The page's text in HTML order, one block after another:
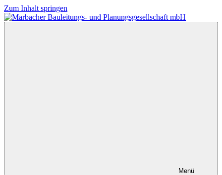
Zum Inhalt springen
Menü